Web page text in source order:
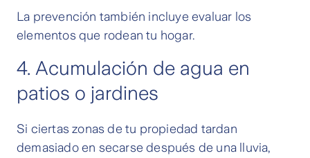
La prevención también incluye evaluar los
elementos que rodean tu hogar.
4. Acumulación de agua en
patios o jardines
Si ciertas zonas de tu propiedad tardan
demasiado en secarse después de una lluvia,